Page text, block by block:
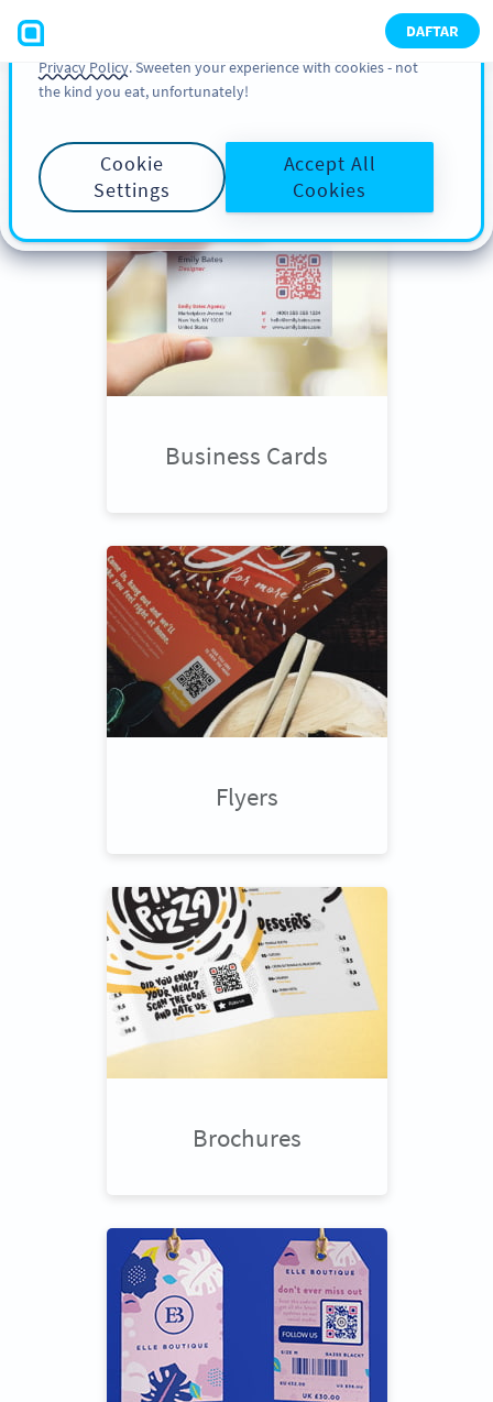
DAFTAR
Scroll down
to see QR Code use
cases
Business Cards
Flyers
Brochures
You can also find more information about cookies, our
analytic activities and your rights in our
Cookie Policyand
Privacy Policy. Sweeten your experience with cookies - not
the kind you eat, unfortunately!
Cookie
Settings
Accept All
Cookies